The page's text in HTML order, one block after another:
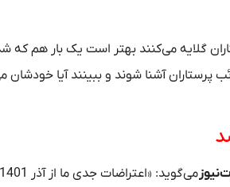
گلایه می‌کنند بهتر است یک بار هم که
آشنا شوند و ببینند آیا خودشان